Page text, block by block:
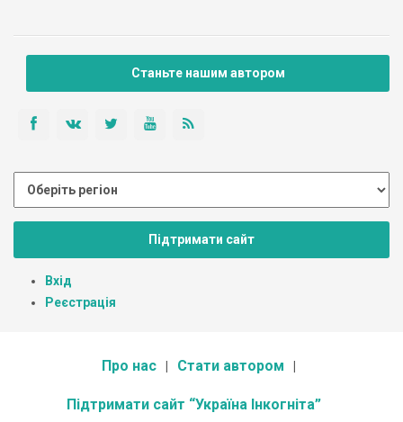
Станьте нашим автором
Підтримати сайт
Вхід
Реєстрація
Про нас Стати автором
Підтримати сайт “Україна Інкогніта”